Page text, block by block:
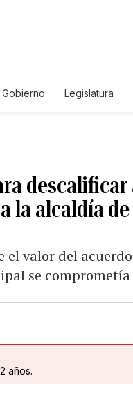
Gobierno Legislatura
la alcaldía de
el valor del
se
años.